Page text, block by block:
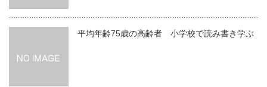
平均年齢75歳の高齢者 小学校で読み書き学ぶ